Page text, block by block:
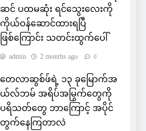
ဆင် ပထမဆုံး ရင်သွေးလေးကို
ကိုယ်ဝန်ဆောင်ထားရပြီ
ဖြစ်ကြောင်း သတင်းထွက်ပေါ်
admin 2 months ago 0
တေလာဆွစ်ဖ်ရဲ့ ၁၃ ခုမြောက်အ
ယ်လ်ဘမ် အရိပ်အမြွက်တွေကို
ပရိသတ်တွေ ဘာကြောင့် အပိုင်
တွက်နေကြတာလဲ